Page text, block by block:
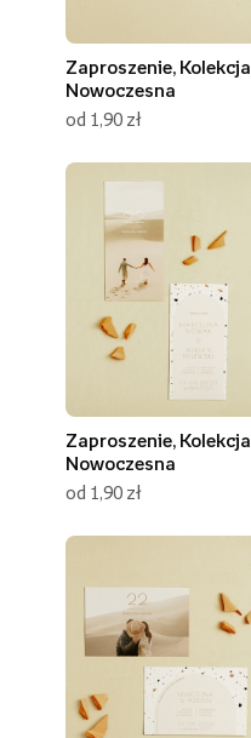
Zaproszenie, Kolekcja
Nowoczesna
od 1,90 zł
Zaproszenie, Kolekcja
Nowoczesna
od 1,90 zł